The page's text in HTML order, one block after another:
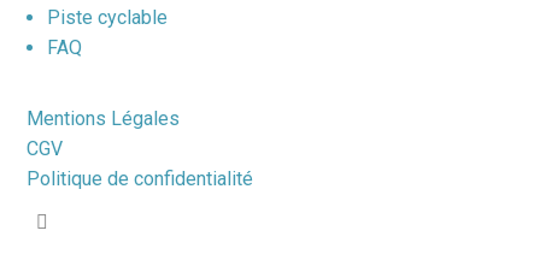
Piste cyclable
FAQ
Mentions Légales
CGV
Politique de confidentialité